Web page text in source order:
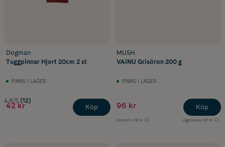
Dogman
Tuggpinnar Hjort 20cm 2 st
FINNS I LAGER
4.8/5 (12)
42 kr Köp
MUSH
VAINU Grisöron 200 g
FINNS I LAGER
96 kr
Ord.pris 119 kr Lägsta pris 101 kr
Köp